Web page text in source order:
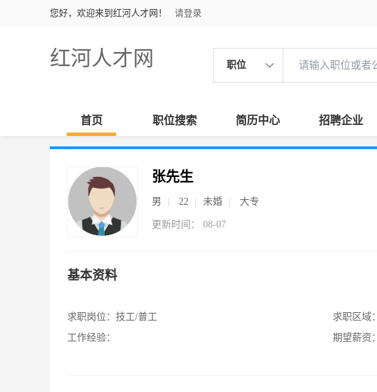
您好，欢迎来到红河人才网！ 请登录
红河人才网 职位
首页 职位搜索 简历中心 招聘企业
张先生
男 22 未婚 大专
更新时间： 08-07
基本资料
求职岗位： 技工/普工
工作经验：
求职区域：
期望薪资：